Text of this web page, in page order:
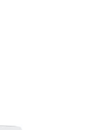
Veiligheids- en